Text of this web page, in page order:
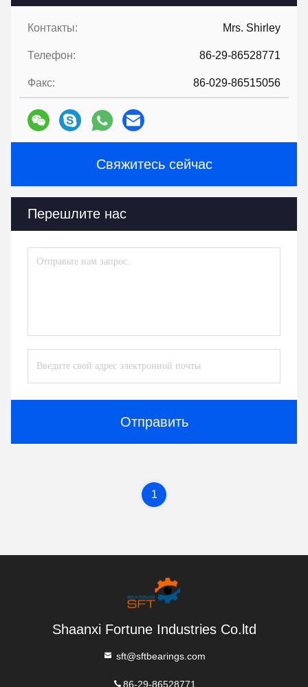
Контакты: Mrs. Shirley
Телефон: 86-29-86528771
Факс: 86-029-86515056
Свяжитесь сейчас
Перешлите нас
Отправить
1
Shaanxi Fortune Industries Co.ltd
sft@sftbearings.com
86-29-86528771